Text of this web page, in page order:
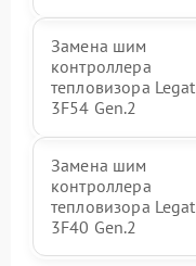
Замена шим
контроллера
тепловизора Legat
3F54 Gen.2
Замена шим
контроллера
тепловизора Legat
3F40 Gen.2